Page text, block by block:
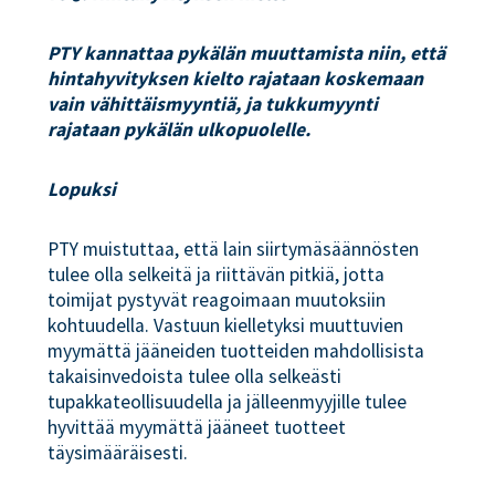
PTY kannattaa pykälän muuttamista niin, että
hintahyvityksen kielto rajataan koskemaan
vain vähittäismyyntiä, ja tukkumyynti
rajataan pykälän ulkopuolelle.
Lopuksi
PTY muistuttaa, että lain siirtymäsäännösten
tulee olla selkeitä ja riittävän pitkiä, jotta
toimijat pystyvät reagoimaan muutoksiin
kohtuudella. Vastuun kielletyksi muuttuvien
myymättä jääneiden tuotteiden mahdollisista
takaisinvedoista tulee olla selkeästi
tupakkateollisuudella ja jälleenmyyjille tulee
hyvittää myymättä jääneet tuotteet
täysimääräisesti.